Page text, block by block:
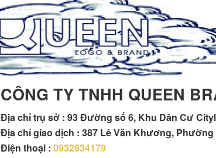
CÔNG TY TNHH QUEEN
Địa chỉ trụ sở :93 Đường số 6, Khu Dân Cư
Địa chỉ giao dịch : 387 Lê Văn Khương, Phường
Điện thoại :0932834179